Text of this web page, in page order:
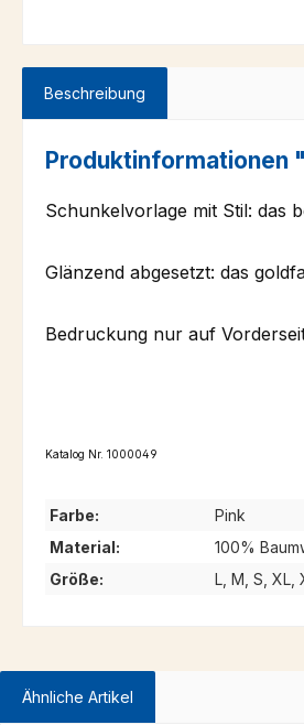
Beschreibung
Produktinformationen
Schunkelvorlage mit Stil: das
Glänzend abgesetzt: das
Bedruckung nur auf
Katalog Nr. 1000049
Farbe:
Pink
Material:
100%
Größe:
L, M, S, XL,
Ähnliche Artikel